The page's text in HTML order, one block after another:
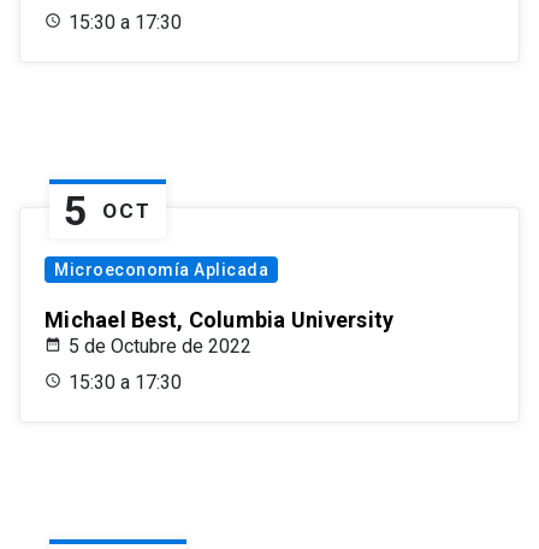
15:30 a 17:30
5 OCT
Microeconomía Aplicada
Michael Best, Columbia University
5 de Octubre de 2022
15:30 a 17:30